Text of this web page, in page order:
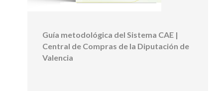
Guía metodológica del Sistema CAE |
Central de Compras de la Diputación de
Valencia